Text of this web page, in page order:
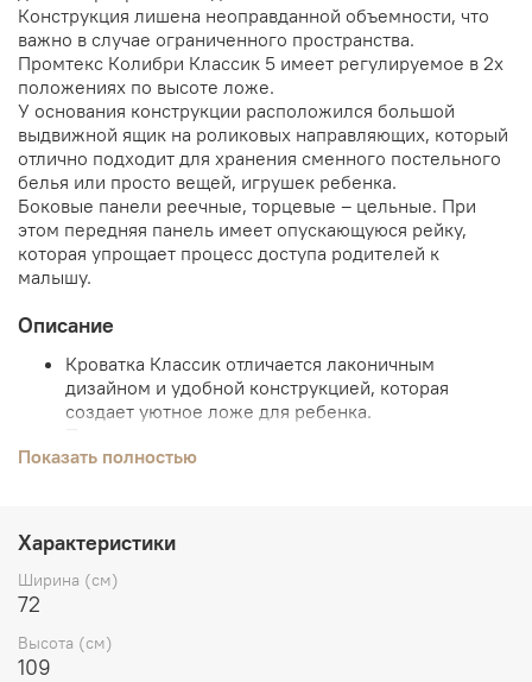
Конструкция лишена неоправданной объемности, что
важно в случае ограниченного пространства.
Промтекс Колибри Классик 5 имеет регулируемое в 2х
положениях по высоте ложе.
У основания конструкции расположился большой
выдвижной ящик на роликовых направляющих, который
отлично подходит для хранения сменного постельного
белья или просто вещей, игрушек ребенка.
Боковые панели реечные, торцевые – цельные. При
этом передняя панель имеет опускающуюся рейку,
которая упрощает процесс доступа родителей к
малышу.
Описание
Кроватка Классик отличается лаконичным
дизайном и удобной конструкцией, которая
создает уютное ложе для ребенка.
Материал: массив березы, ЛДСП,
Регулируемое ложе: 3 уровня.
Размер спального места по матрац: 120*60 см.
Показать полностью
Характеристики
Ширина (см)
72
Высота (см)
109